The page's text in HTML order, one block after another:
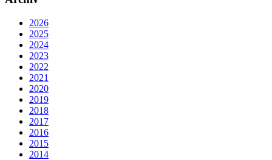
2026
2025
2024
2023
2022
2021
2020
2019
2018
2017
2016
2015
2014